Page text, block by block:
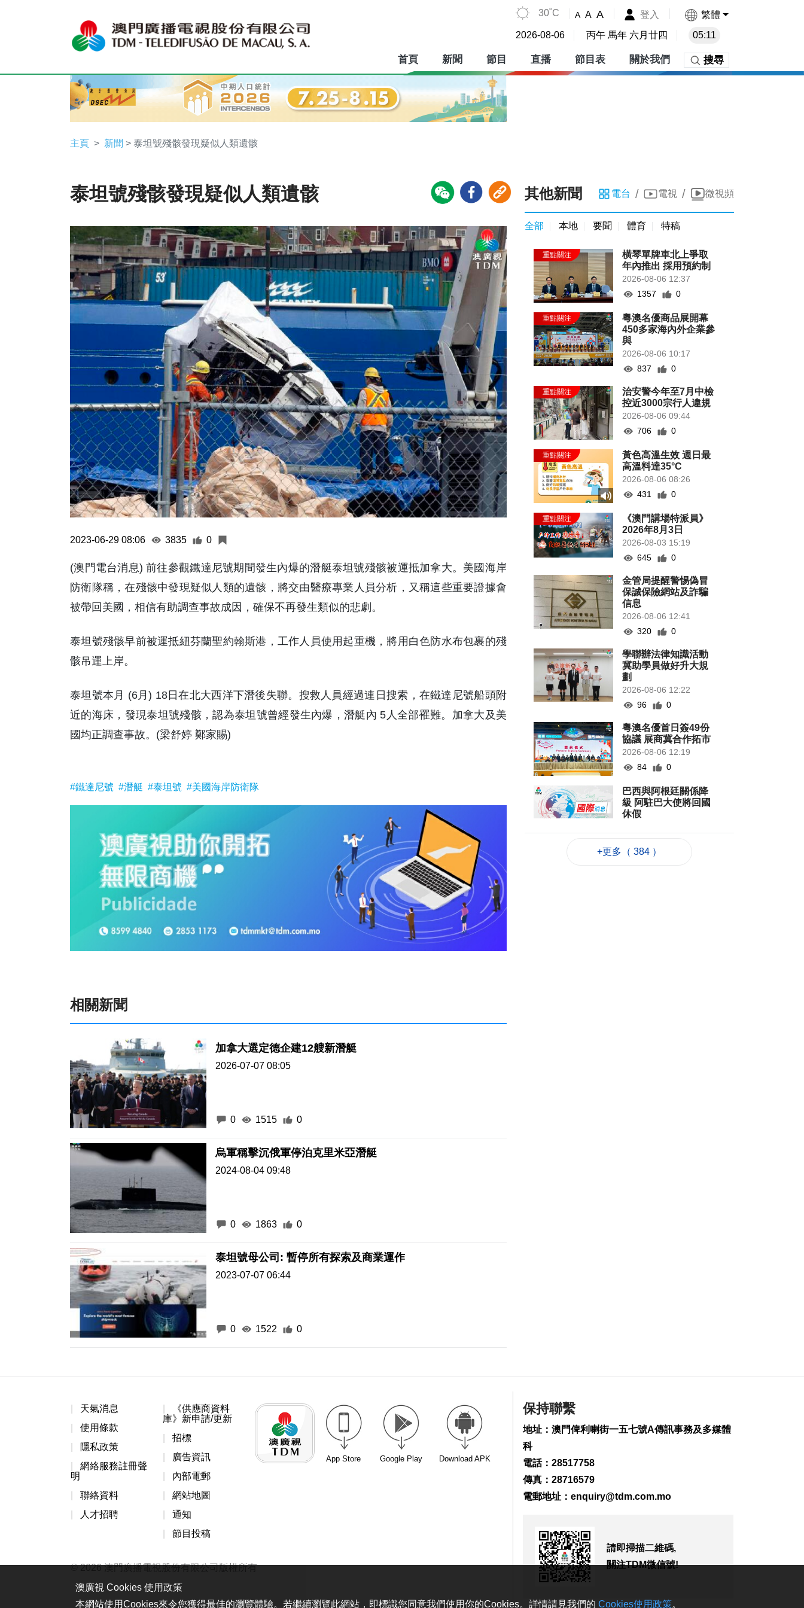
30˚C A A A 登入 繁體
2026-08-06 丙午 馬年 六月廿四 05:11
首頁 新聞 節目 直播 節目表 關於我們 搜尋
主頁 新聞 > 泰坦號殘骸發現疑似人類遺骸
泰坦號殘骸發現疑似人類遺骸
2023-06-29 08:06 3835 0
(澳門電台消息) 前往參觀鐵達尼號期間發生內爆的潛艇泰坦號殘骸被運抵加拿大。美國海岸
防衛隊稱，在殘骸中發現疑似人類的遺骸，將交由醫療專業人員分析，又稱這些重要證據會
被帶回美國，相信有助調查事故成因，確保不再發生類似的悲劇。
泰坦號殘骸早前被運抵紐芬蘭聖約翰斯港，工作人員使用起重機，將用白色防水布包裹的殘
骸吊運上岸。
泰坦號本月 (6月) 18日在北大西洋下潛後失聯。搜救人員經過連日搜索，在鐵達尼號船頭附
近的海床，發現泰坦號殘骸，認為泰坦號曾經發生內爆，潛艇內 5人全部罹難。加拿大及美
國均正調查事故。(梁舒婷 鄭家賜)
#鐵達尼號 #潛艇 #泰坦號 #美國海岸防衛隊
相關新聞
加拿大選定德企建12艘新潛艇
2026-07-07 08:05
0 1515 0
烏軍稱擊沉俄軍停泊克里米亞潛艇
2024-08-04 09:48
0 1863 0
泰坦號母公司: 暫停所有探索及商業運作
2023-07-07 06:44
0 1522 0
其他新聞 電台 / 電視 / 微視頻
全部 本地 要聞 體育 特稿
橫琴單牌車北上爭取
年內推出 採用預約制
2026-08-06 12:37
1357
0
粵澳名優商品展開幕
450多家海內外企業參
與
2026-08-06 10:17
837
0
治安警今年至7月中檢
控近3000宗行人違規
2026-08-06 09:44
706
0
黃色高溫生效 週日最
高溫料達35°C
2026-08-06 08:26
431
0
《澳門講場特派員》
2026年8月3日
2026-08-03 15:19
645
0
金管局提醒警惕偽冒
保誠保險網站及詐騙
信息
2026-08-06 12:41
320
0
學聯辦法律知識活動
冀助學員做好升大規
劃
2026-08-06 12:22
96
0
粵澳名優首日簽49份
協議 展商冀合作拓市
2026-08-06 12:19
84
0
巴西與阿根廷關係降
級 阿駐巴大使將回國
休假
250
276
0
2026-08-06 07:43
+更多（ 384 ）
天氣消息
使用條款
隱私政策
網絡服務註冊聲
明
聯絡資料
人才招聘
《供應商資料
庫》新申請/更新
招標
廣告資訊
內部電郵
網站地圖
通知
節目投稿
App Store Google Play Download APK
© 2026 澳門廣播電視股份有限公司版權所有
保持聯繫
地址：澳門俾利喇街一五七號A傳訊事務及多媒體
科
電話：28517758
傳真：28716579
電郵地址： enquiry@tdm.com.mo
請即掃描二維碼,
關注TDM微信號!
澳廣視 Cookies 使用政策
本網站使用Cookies來令您獲得最佳的瀏覽體驗。若繼續瀏覽此網站，即標識您同意我們使用你的Cookies。詳情請見我們的 Cookies使用政策。